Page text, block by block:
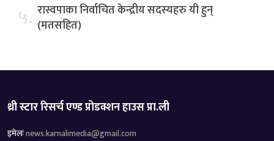
५. रास्वपाका निर्वाचित केन्द्रीय सदस्यहरु यी हुन्
(मतसहित)
थ्री स्टार रिसर्च एण्ड प्रोडक्शन हाउस प्रा.ली
इमेलःnews.karnalimedia@gmail.com